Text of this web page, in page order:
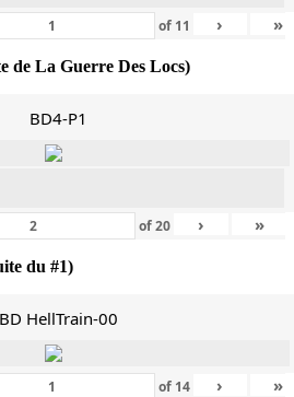
of 11 › »
de La Guerre Des Locs)
BD4-P1
of20 › »
du #1)
BD HellTrain-00
of 14 › »